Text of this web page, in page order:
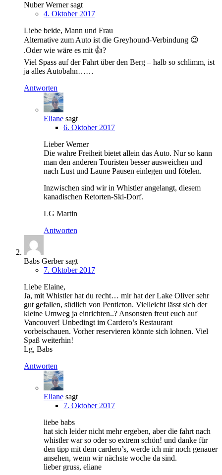
Nuber Wernersagt
4. Oktober 2017
Liebe beide, Mann und Frau
Alternative zum Auto ist die Greyhound-Verbindung 😉
.Oder wie wäre es mit 👍?
Viel Spass auf der Fahrt über den Berg – halb so schlimm, ist
ja alles Autobahn……
Antworten
Eliane sagt
6. Oktober 2017
Lieber Werner
Die wahre Freiheit bietet allein das Auto. Nur so kann
man den anderen Touristen besser ausweichen und
nach Lust und Laune Pausen einlegen und fötelen.
Inzwischen sind wir in Whistler angelangt, diesem
kanadischen Retorten-Ski-Dorf.
LG Martin
Antworten
Babs Gerbersagt
7. Oktober 2017
Liebe Elaine,
Ja, mit Whistler hat du recht… mir hat der Lake Oliver sehr
gut gefallen, südlich von Penticton. Vielleicht lässt sich der
kleine Umweg ja einrichten..? Ansonsten freut euch auf
Vancouver! Unbedingt im Cardero’s Restaurant
vorbeischauen. Vorher reservieren könnte sich lohnen. Viel
Spaß weiterhin!
Lg, Babs
Antworten
Eliane sagt
7. Oktober 2017
liebe babs
hat sich leider nicht mehr ergeben, aber die fahrt nach
whistler war so oder so extrem schön! und danke für
den tipp mit dem cardero’s, werde ich mir noch genauer
ansehen, wenn wir nächste woche da sind.
lieber gruss, eliane